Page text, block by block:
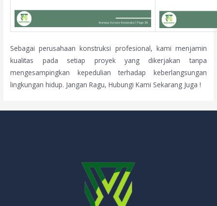
Sebagai perusahaan konstruksi profesional, kami menjamin
kualitas pada setiap proyek yang dikerjakan tanpa
mengesampingkan kepedulian terhadap keberlangsungan
lingkungan hidup. Jangan Ragu, Hubungi Kami Sekarang Juga !